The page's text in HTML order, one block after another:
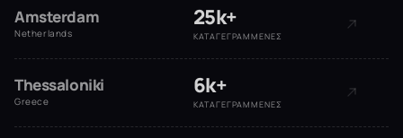
Amsterdam
Netherlands
25k+
ΚΑΤΑΓΕΓΡΑΜΜΈΝΕΣ
Thessaloniki
Greece
6k+
ΚΑΤΑΓΕΓΡΑΜΜΈΝΕΣ